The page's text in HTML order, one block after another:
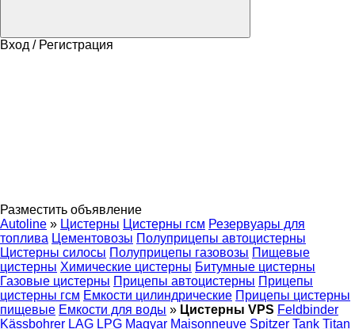
Вход / Регистрация
Разместить объявление
Autoline » Цистерны Цистерны гсм Резервуары для
топлива Цементовозы Полуприцепы автоцистерны
Цистерны силосы Полуприцепы газовозы Пищевые
цистерны Химические цистерны Битумные цистерны
Газовые цистерны Прицепы автоцистерны Прицепы
цистерны гсм Емкости цилиндрические Прицепы цистерны
пищевые Емкости для воды » Цистерны VPS Feldbinder
Kässbohrer LAG LPG Magyar Maisonneuve Spitzer Tank Titan